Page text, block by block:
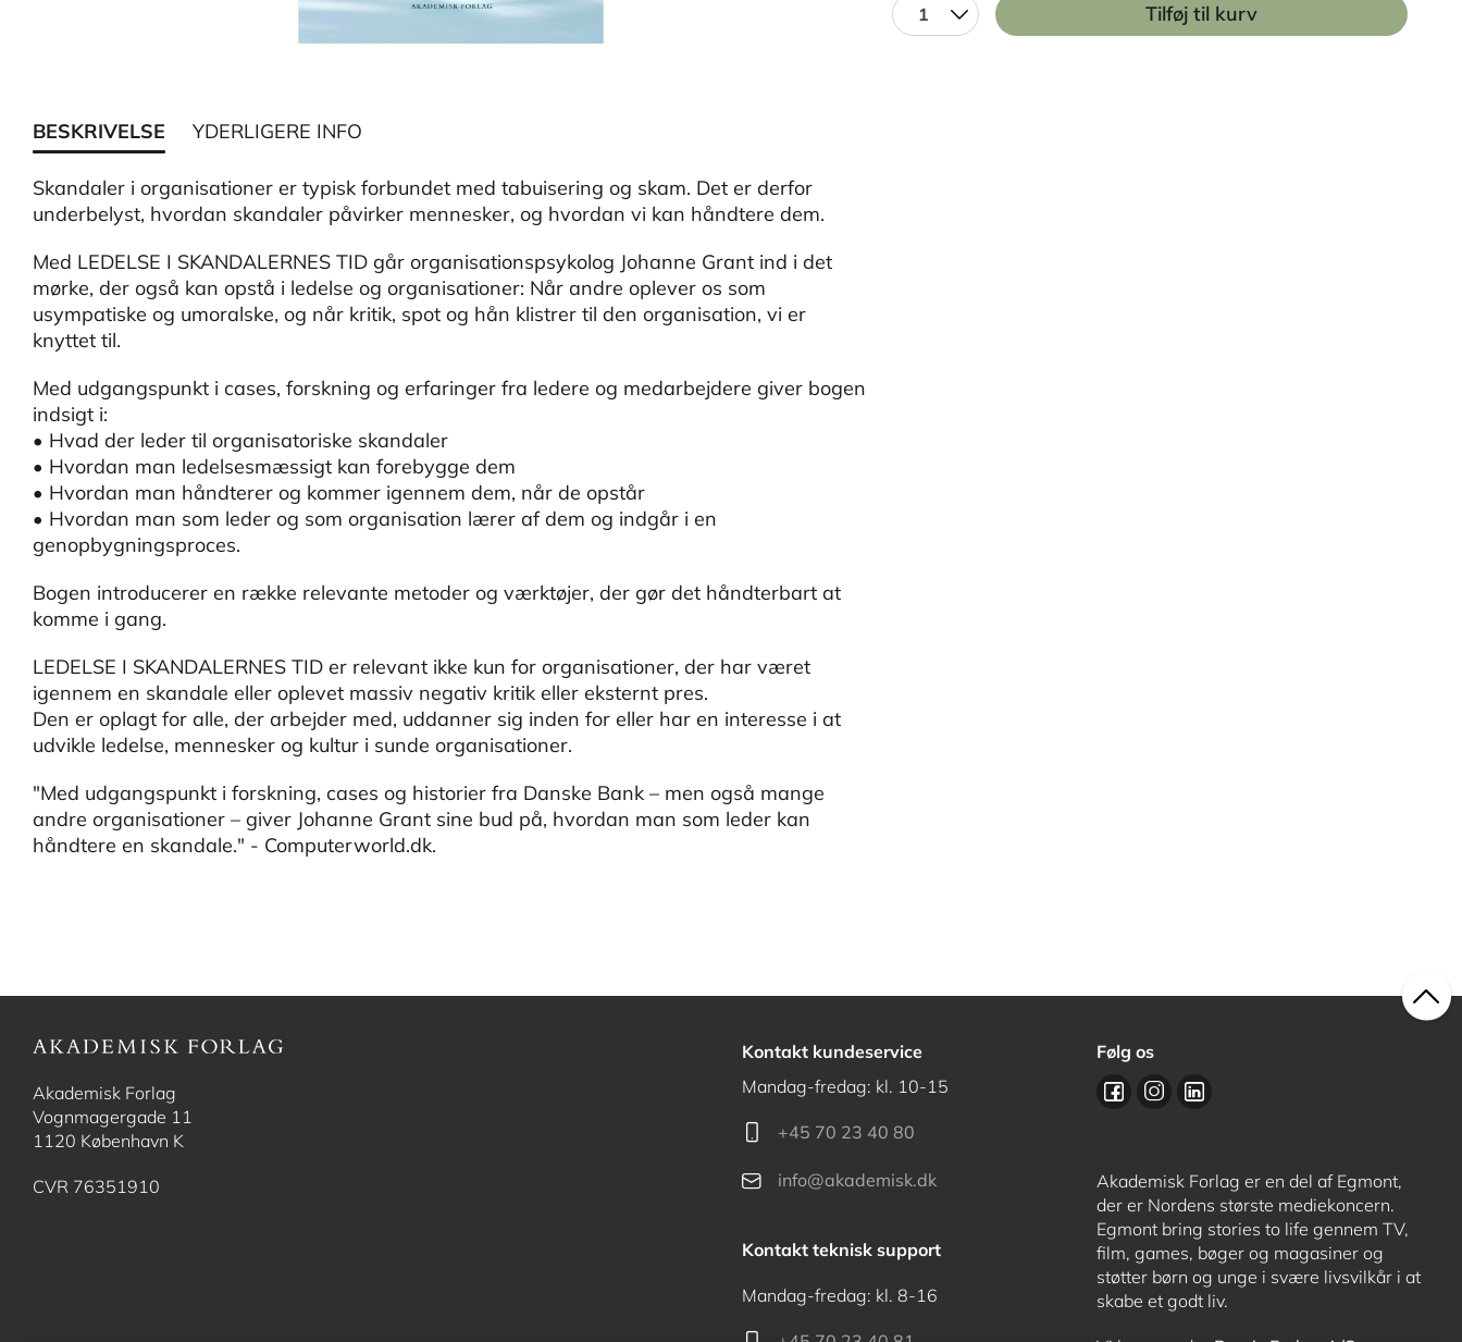
1 Tilføj til kurv
BESKRIVELSE YDERLIGERE INFO
Skandaler i organisationer er typisk forbundet med tabuisering og skam. Det er derfor
underbelyst, hvordan skandaler påvirker mennesker, og hvordan vi kan håndtere dem.
Med LEDELSE I SKANDALERNES TID går organisationspsykolog Johanne Grant ind i det
mørke, der også kan opstå i ledelse og organisationer: Når andre oplever os som
usympatiske og umoralske, og når kritik, spot og hån klistrer til den organisation, vi er
knyttet til.
Med udgangspunkt i cases, forskning og erfaringer fra ledere og medarbejdere giver bogen
indsigt i:
• Hvad der leder til organisatoriske skandaler
• Hvordan man ledelsesmæssigt kan forebygge dem
• Hvordan man håndterer og kommer igennem dem, når de opstår
• Hvordan man som leder og som organisation lærer af dem og indgår i en
genopbygningsproces.
Bogen introducerer en række relevante metoder og værktøjer, der gør det håndterbart at
komme i gang.
LEDELSE I SKANDALERNES TID er relevant ikke kun for organisationer, der har været
igennem en skandale eller oplevet massiv negativ kritik eller eksternt pres.
Den er oplagt for alle, der arbejder med, uddanner sig inden for eller har en interesse i at
udvikle ledelse, mennesker og kultur i sunde organisationer.
"Med udgangspunkt i forskning, cases og historier fra Danske Bank – men også mange
andre organisationer – giver Johanne Grant sine bud på, hvordan man som leder kan
håndtere en skandale." - Computerworld.dk.
Akademisk Forlag
Vognmagergade 11
1120 København K
CVR 76351910
Kontakt kundeservice
Mandag-fredag: kl. 10-15
+45 70 23 40 80
info@akademisk.dk
Kontakt teknisk support
Mandag-fredag: kl. 8-16
Følg os
Akademisk Forlag er en del af Egmont,
der er Nordens største mediekoncern.
Egmont bring stories to life gennem TV,
film, games, bøger og magasiner og
støtter børn og unge i svære livsvilkår i at
skabe et godt liv.